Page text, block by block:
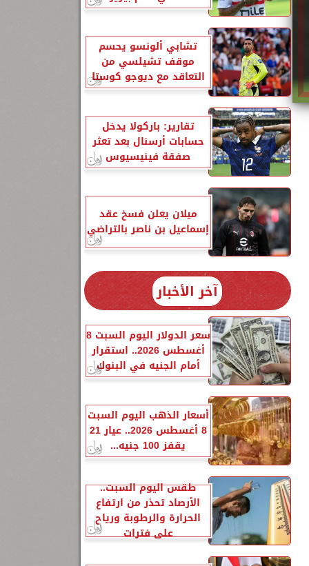
تشابي ألونسو يحسم
موقف تشيلسي من
التعاقد مع ديوجو كوستا
تقارير: باركولا يدخل
حسابات أرسنال بعد تعثر
صفقة فينيسيوس
ميلان يعلن فسخ عقد
إسماعيل بن ناصر بالتراضي
آخر الأخبار
سعر الدولار اليوم السبت 8
أغسطس 2026.. استقرار
أمام الجنيه في البنوك
أسعار الذهب اليوم السبت
8 أغسطس 2026.. عيار 21
يقفز 100 جنيه...
طقس اليوم السبت..
الأرصاد تحذر من ارتفاع
الحرارة والرطوبة ورياح
على فترات